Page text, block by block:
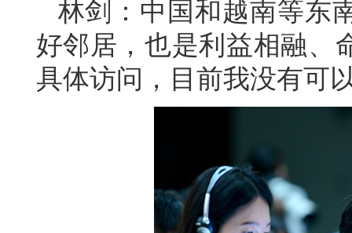
林剑：中国和越南等东
好邻居，也是利益相融、
具体访问，目前我没有可